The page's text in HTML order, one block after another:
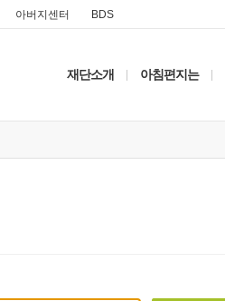
아버지센터 BDS
재단소개 아침편지는